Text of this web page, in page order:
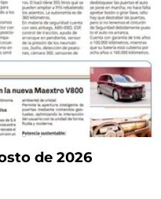
de 2026